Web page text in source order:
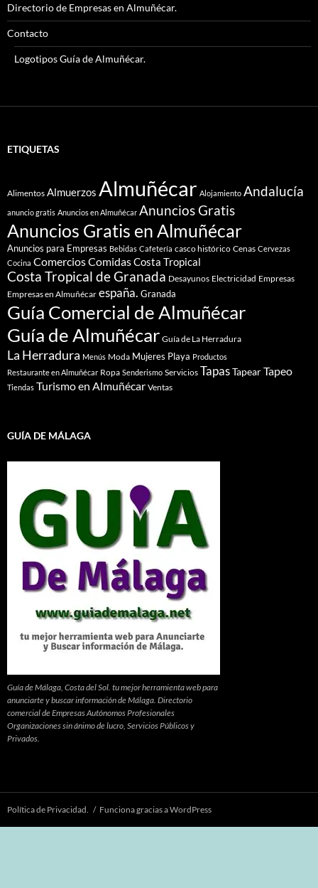
Directorio de Empresas en Almuñécar.
Contacto
Logotipos Guía de Almuñécar.
ETIQUETAS
Alimentos Almuerzos Almuñécar Alojamiento Andalucía
anuncio gratis Anuncios en Almuñécar Anuncios Gratis
Anuncios Gratis en Almuñécar
Anuncios para Empresas Bebidas Cafetería casco histórico Cenas Cervezas
Cocina ComerciosComidasCosta Tropical
Costa Tropical de Granada Desayunos Electricidad Empresas
Empresas en Almuñécar españa. Granada
Guía Comercial de Almuñécar
Guía de Almuñécar Guía de La Herradura
La Herradura Menús Moda Mujeres Playa Productos
Restaurante en Almuñécar Ropa Senderismo Servicios TapasTapearTapeo
Tiendas Turismo en Almuñécar Ventas
GUÍA DE MÁLAGA
Guía de Málaga, Costa del Sol. tu mejor herramienta web para
anunciarte y buscar información de Málaga. Directorio
comercial de Empresas Autónomos Profesionales
Organizaciones sin ánimo de lucro, Servicios Públicos y
Privados.
Política de Privacidad. Funciona gracias a WordPress